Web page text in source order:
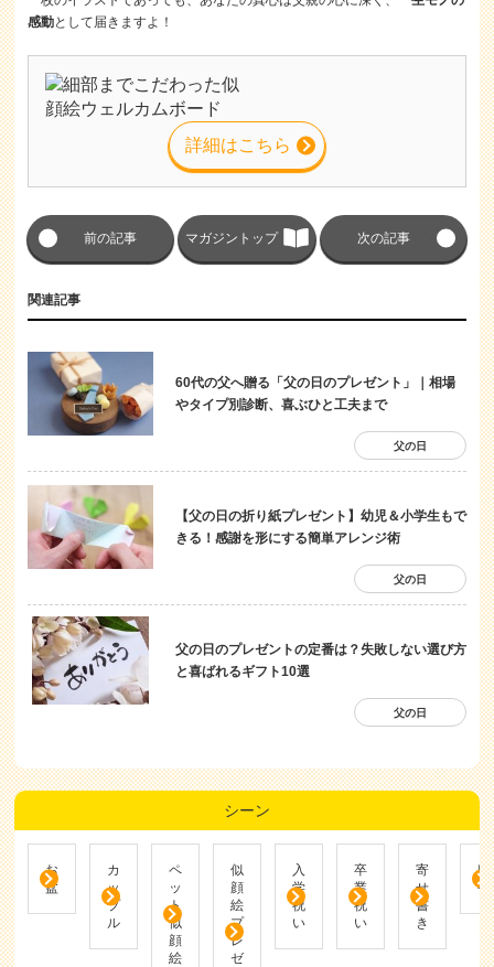
感動として届きますよ！
詳細はこちら
前の記事 マガジントップ 次の記事
関連記事
60代の父へ贈る「父の日のプレゼント」｜相場
やタイプ別診断、喜ぶひと工夫まで
父の日
【父の日の折り紙プレゼント】幼児＆小学生もで
きる！感謝を形にする簡単アレンジ術
父の日
父の日のプレゼントの定番は？失敗しない選び方
と喜ばれるギフト10選
父の日
シーン
お
盆
カ
ッ
プ
ル
ペ
ッ
ト
似
顔
絵
似
顔
絵
プ
レ
ゼ
入
学
祝
い
卒
業
祝
い
寄
せ
書
き
帰
省